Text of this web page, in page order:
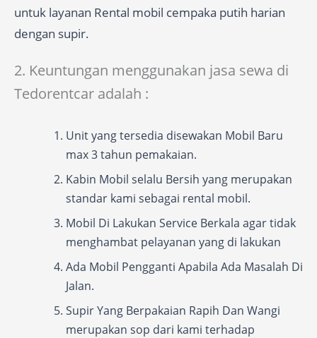
untuk layanan Rental mobil cempaka putih harian
dengan supir.
2. Keuntungan menggunakan jasa sewa di
Tedorentcar adalah :
Unit yang tersedia disewakan Mobil Baru
max 3 tahun pemakaian.
Kabin Mobil selalu Bersih yang merupakan
standar kami sebagai rental mobil.
Mobil Di Lakukan Service Berkala agar tidak
menghambat pelayanan yang di lakukan
Ada Mobil Pengganti Apabila Ada Masalah Di
Jalan.
Supir Yang Berpakaian Rapih Dan Wangi
merupakan sop dari kami terhadap